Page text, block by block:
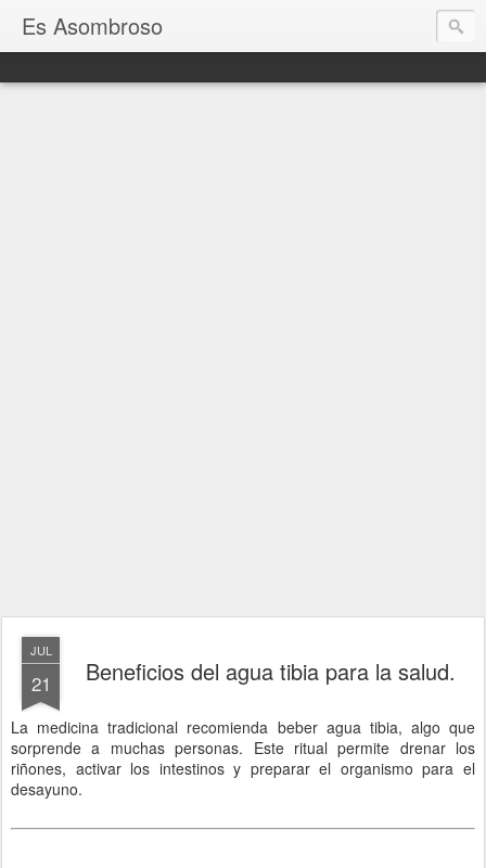
Es Asombroso
JUL
21 Beneficios del agua tibia para la salud.
La medicina tradicional recomienda beber agua tibia, algo que
sorprende a muchas personas. Este ritual permite drenar los
riñones, activar los intestinos y preparar el organismo para el
desayuno.